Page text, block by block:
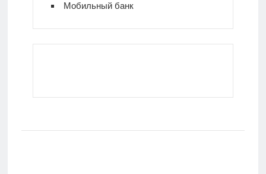
Мобильный банк